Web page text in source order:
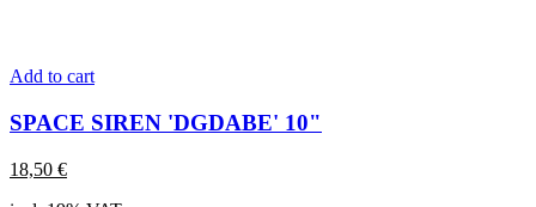
Add to cart
SPACE SIREN 'DGDABE' 10"
18,50 €